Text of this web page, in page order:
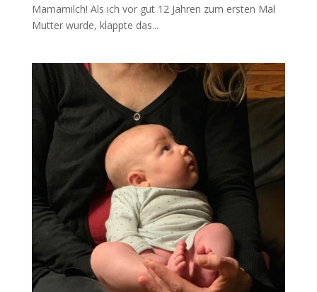
Mamamilch! Als ich vor gut 12 Jahren zum ersten Mal
Mutter wurde, klappte das...